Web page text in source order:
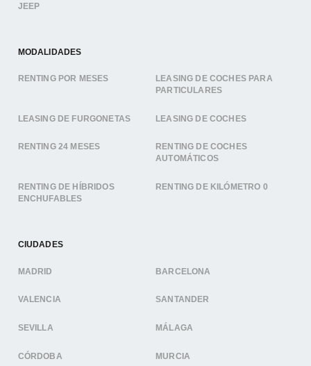
JEEP
MODALIDADES
RENTING POR MESES
LEASING DE COCHES PARA
PARTICULARES
LEASING DE FURGONETAS LEASING DE COCHES
RENTING 24 MESES
RENTING DE COCHES
AUTOMÁTICOS
RENTING DE HÍBRIDOS
ENCHUFABLES
RENTING DE KILÓMETRO 0
CIUDADES
MADRID BARCELONA
VALENCIA SANTANDER
SEVILLA MÁLAGA
CÓRDOBA MURCIA